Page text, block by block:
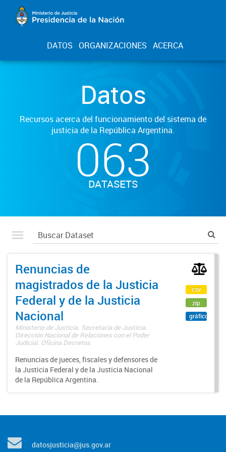
DATOS ORGANIZACIONES ACERCA
Datos
Recursos acerca del funcionamiento del sistema de
justicia de la República Argentina.
063
DATASETS
Renuncias de
magistrados de la Justicia
Federal y de la Justicia
Nacional
Ministerio de Justicia. Secretaría de Justicia.
Dirección Nacional de Relaciones con el Poder
Judicial. Oficina Decretos
Renuncias de jueces, fiscales y defensores de
la Justicia Federal y de la Justicia Nacional
de la República Argentina.
csv
zip
gráfico
datosjusticia@jus.gov.ar